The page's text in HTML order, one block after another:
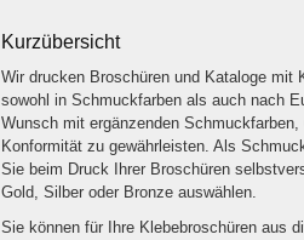
Kurzübersicht
Wir drucken Broschüren und Kataloge mit
sowohl in Schmuckfarben als auch nach
Wunsch mit ergänzenden Schmuckfarben,
Konformität zu gewährleisten. Als
Sie beim Druck Ihrer Broschüren
Gold, Silber oder Bronze auswählen.
Sie können für Ihre Klebebroschüren aus